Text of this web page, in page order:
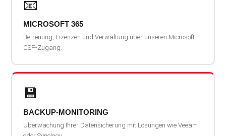
📧
MICROSOFT 365
Betreuung, Lizenzen und Verwaltung über unseren Microsoft-
CSP-Zugang.
💾
BACKUP-MONITORING
Überwachung Ihrer Datensicherung mit Lösungen wie Veeam